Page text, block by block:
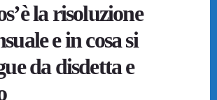
la risoluzione
e in cosa si
da disdetta e